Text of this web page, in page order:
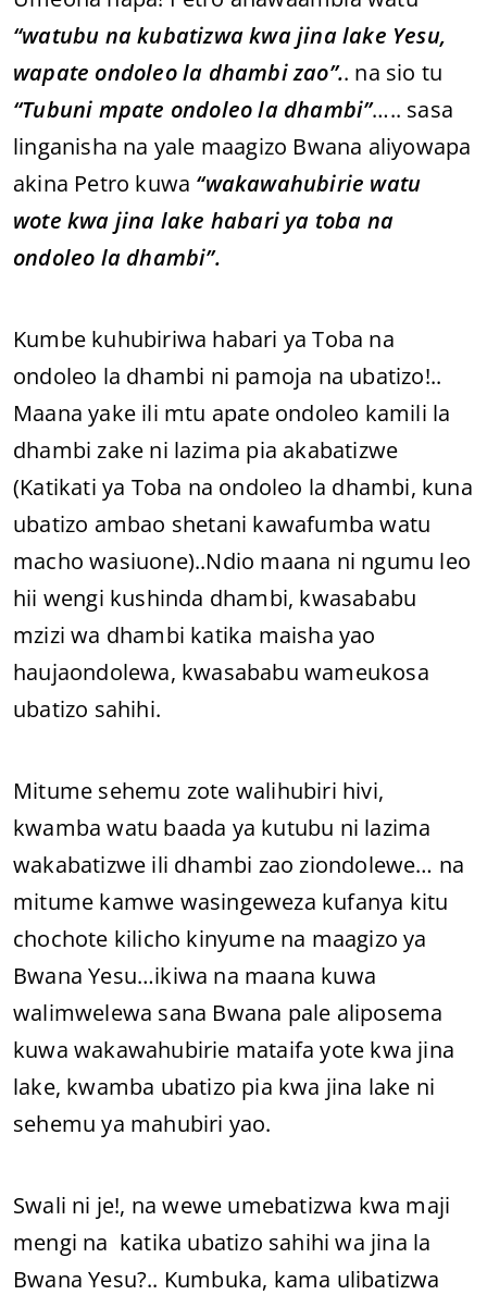
“watubu na kubatizwa kwa jina lake Yesu,
wapate ondoleo la dhambi zao”.. na sio tu
“Tubuni mpate ondoleo la dhambi”….. sasa
linganisha na yale maagizo Bwana aliyowapa
akina Petro kuwa “wakawahubirie watu
wote kwa jina lake habari ya toba na
ondoleo la dhambi”.
Kumbe kuhubiriwa habari ya Toba na
ondoleo la dhambi ni pamoja na ubatizo!..
Maana yake ili mtu apate ondoleo kamili la
dhambi zake ni lazima pia akabatizwe
(Katikati ya Toba na ondoleo la dhambi, kuna
ubatizo ambao shetani kawafumba watu
macho wasiuone)..Ndio maana ni ngumu leo
hii wengi kushinda dhambi, kwasababu
mzizi wa dhambi katika maisha yao
haujaondolewa, kwasababu wameukosa
ubatizo sahihi.
Mitume sehemu zote walihubiri hivi,
kwamba watu baada ya kutubu ni lazima
wakabatizwe ili dhambi zao ziondolewe… na
mitume kamwe wasingeweza kufanya kitu
chochote kilicho kinyume na maagizo ya
Bwana Yesu…ikiwa na maana kuwa
walimwelewa sana Bwana pale aliposema
kuwa wakawahubirie mataifa yote kwa jina
lake, kwamba ubatizo pia kwa jina lake ni
sehemu ya mahubiri yao.
Swali ni je!, na wewe umebatizwa kwa maji
mengi na katika ubatizo sahihi wa jina la
Bwana Yesu?.. Kumbuka, kama ulibatizwa